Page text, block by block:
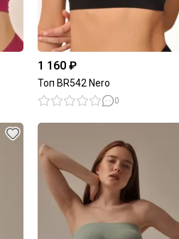
1 160 ₽
Топ BR542 Nero
0